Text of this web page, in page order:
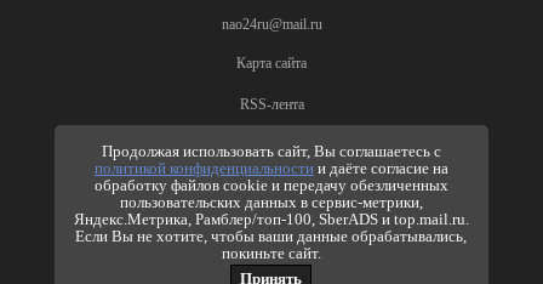
Продолжая использовать сайт, Вы соглашаетесь с
политикой конфиденциальностии даёте согласие на
обработку файлов cookie и передачу обезличенных
пользовательских данных в сервис-метрики,
Яндекс.Метрика, Рамблер/топ-100, SberADS и top.mail.ru.
Если Вы не хотите, чтобы ваши данные обрабатывались,
покиньте сайт.
Принять
nao24ru@mail.ru
Карта сайта
RSS-лента
ПО ВОПРОСАМ РЕКЛАМЫ
8 (81853) 4-63-61
nao24ru@mail.ru
info@nao24.ru